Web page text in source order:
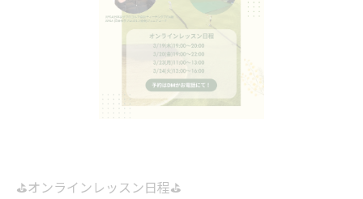
⛳️オンラインレッスン日程⛳️